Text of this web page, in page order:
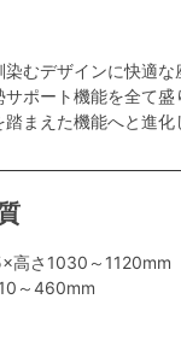
むデザインに快適な
ポート機能を全て盛
まえた機能へと進化
さ1030～1120mm
～460mm